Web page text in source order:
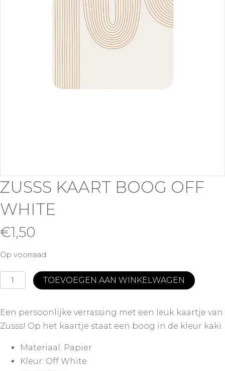
ZUSSS KAART BOOG OFF
WHITE
€1,50
Op voorraad
Zusss
Kaart
Off
White
aantal
TOEVOEGEN AAN WINKELWAGEN
Een persoonlijke verrassing met een leuk kaartje van
Zusss! Op het kaartje staat een boog in de kleur kaki.
Materiaal: Papier
Kleur: Off White